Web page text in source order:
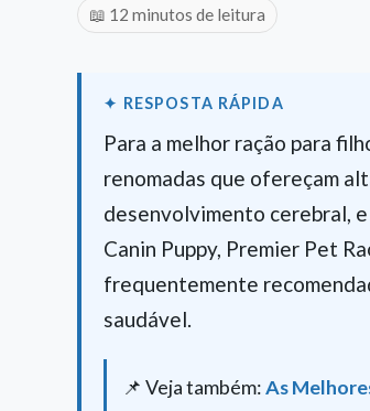
📖 12 minutos de leitura
Para a melhor ração para
renomadas que ofereçam
desenvolvimento cerebral,
Canin Puppy, Premier Pet
frequentemente
saudável.
📌 Veja também:As